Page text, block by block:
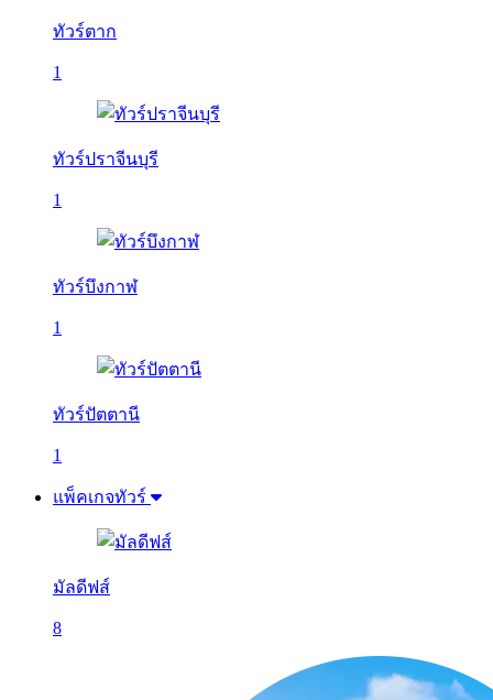
ทัวร์ตาก
1
ทัวร์ปราจีนบุรี
1
ทัวร์บึงกาฬ
1
ทัวร์ปัตตานี
1
แพ็คเกจทัวร์
มัลดีฟส์
8